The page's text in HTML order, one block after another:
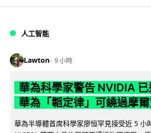
人工智能
Lawton 9 小時
華為科學家警告 NVIDIA
華為「韜定律」可繞過摩
華為半導體首席科學家廖恒罕見接受近 5 小